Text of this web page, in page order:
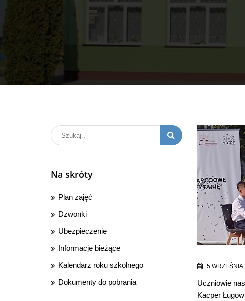
5 WRZEŚNIA
Uczniowie
Kacper
Na skróty
Plan zajęć
Dzwonki
Ubezpieczenie
Informacje bieżące
Kalendarz roku szkolnego
Dokumenty do pobrania